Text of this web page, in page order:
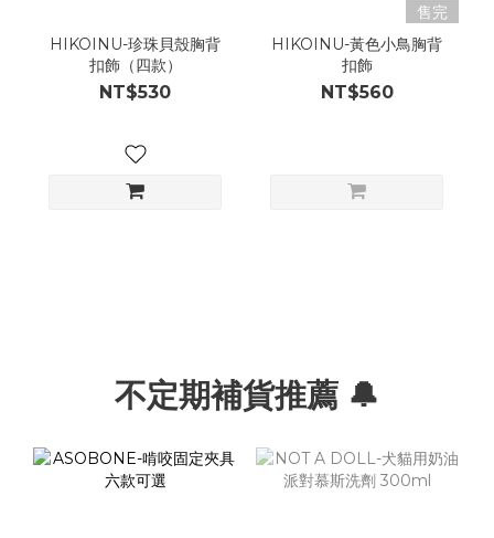
HIKOINU-珍珠貝殼胸背
扣飾（四款）
NT$530
售完
HIKOINU-黃色小鳥胸背
扣飾
NT$560
不定期補貨推薦 🔔